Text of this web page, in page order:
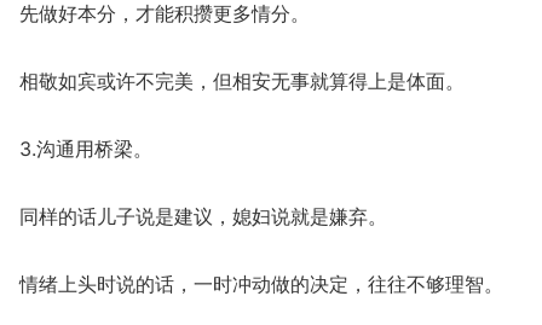
先做好本分，才能积攒更多情分。
相敬如宾或许不完美，但相安无事就算得上是体面。
3.沟通用桥梁。
同样的话儿子说是建议，媳妇说就是嫌弃。
情绪上头时说的话，一时冲动做的决定，往往不够理智。